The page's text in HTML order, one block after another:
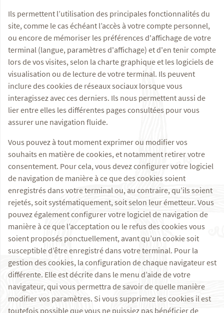
Ils permettent l’utilisation des principales fonctionnalités du
site, comme le cas échéant l’accès à votre compte personnel,
ou encore de mémoriser les préférences d'affichage de votre
terminal (langue, paramètres d'affichage) et d'en tenir compte
lors de vos visites, selon la charte graphique et les logiciels de
visualisation ou de lecture de votre terminal. Ils peuvent
inclure des cookies de réseaux sociaux lorsque vous
interagissez avec ces derniers. Ils nous permettent aussi de
lier entre elles les différentes pages consultées pour vous
assurer une navigation fluide.
Vous pouvez à tout moment exprimer ou modifier vos
souhaits en matière de cookies, et notamment retirer votre
consentement. Pour cela, vous devez configurer votre logiciel
de navigation de manière à ce que des cookies soient
enregistrés dans votre terminal ou, au contraire, qu’ils soient
rejetés, soit systématiquement, soit selon leur émetteur. Vous
pouvez également configurer votre logiciel de navigation de
manière à ce que l’acceptation ou le refus des cookies vous
soient proposés ponctuellement, avant qu’un cookie soit
susceptible d’être enregistré dans votre terminal. Pour la
gestion des cookies, la configuration de chaque navigateur est
différente. Elle est décrite dans le menu d’aide de votre
navigateur, qui vous permettra de savoir de quelle manière
modifier vos paramètres. Si vous supprimez les cookies il est
toutefois possible que vous ne puissiez pas bénéficier de